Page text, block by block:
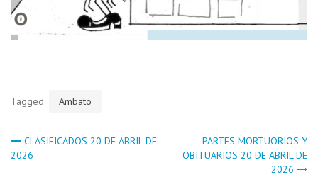
Tagged Ambato
Navegación
CLASIFICADOS 20 DE ABRIL DE
2026
PARTES MORTUORIOS Y
OBITUARIOS 20 DE ABRIL DE
2026